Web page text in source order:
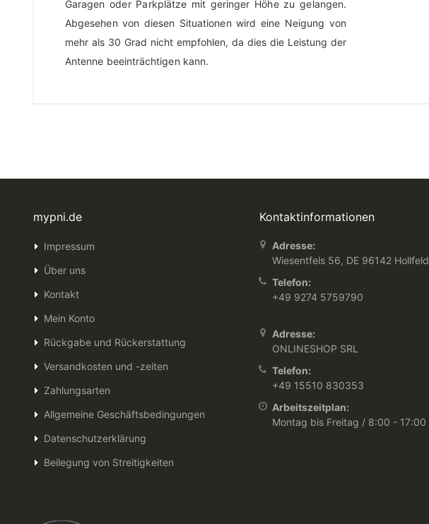
Garagen oder Parkplätze mit geringer Höhe zu gelangen.
Abgesehen von diesen Situationen wird eine Neigung von
mehr als 30 Grad nicht empfohlen, da dies die Leistung der
Antenne beeinträchtigen kann.
mypni.de
Impressum
Über uns
Kontakt
Mein Konto
Rückgabe und Rückerstattung
Versandkosten und -zeiten
Zahlungsarten
Allgemeine Geschäftsbedingungen
Datenschutzerklärung
Beilegung von Streitigkeiten
Kontaktinformationen
Adresse:
Wiesentfels 56, DE 96142 Hollfeld
Telefon:
+49 9274 5759790
Adresse:
ONLINESHOP SRL
Telefon:
+49 15510 830353
Arbeitszeitplan:
Montag bis Freitag / 8:00 - 17:00